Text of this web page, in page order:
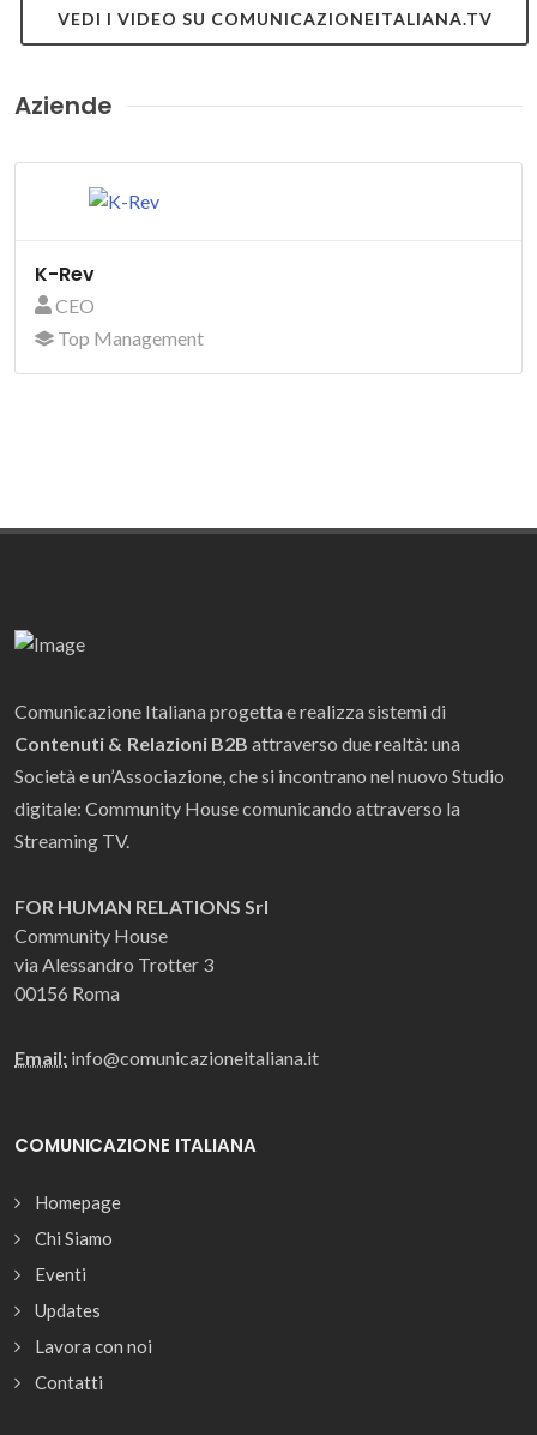
VEDI I VIDEO SU COMUNICAZIONEITALIANA.TV
Aziende
K-Rev
CEO
Top Management
Comunicazione Italiana progetta e realizza sistemi di
Contenuti & Relazioni B2B attraverso due realtà: una
Società e un’Associazione, che si incontrano nel nuovo Studio
digitale: Community House comunicando attraverso la
Streaming TV.
FOR HUMAN RELATIONS Srl
Community House
via Alessandro Trotter 3
00156 Roma
Email: info@comunicazioneitaliana.it
COMUNICAZIONE ITALIANA
Homepage
Chi Siamo
Eventi
Updates
Lavora con noi
Contatti